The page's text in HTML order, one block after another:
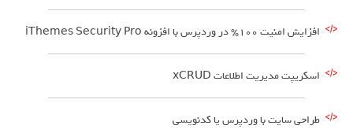
افزایش امنیت 100% در وردپرس با افزونه iThemes Security Pro
اسکریپت مدیریت اطلاعات xCRUD
طراحی سایت با وردپرس یا کدنویسی